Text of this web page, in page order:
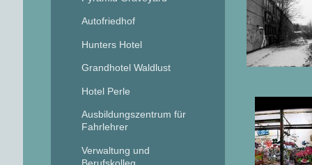
Autofriedhof
Hunters Hotel
Grandhotel Waldlust
Hotel Perle
Ausbildungszentrum für
Fahrlehrer
Verwaltung und
Berufskolleg